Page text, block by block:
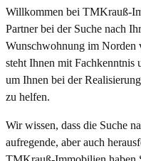
Willkommen bei TMKrauß-
Partner bei der Suche nach
Wunschwohnung im Norden
steht Ihnen mit Fachkenntnis
um Ihnen bei der
zu helfen.
Wir wissen, dass die Suche
aufregende, aber auch